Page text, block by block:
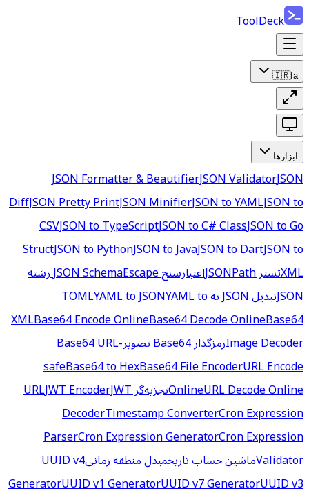
ToolDeck
🇮🇷fa
ابزارها
JSON Formatter & BeautifierJSON ValidatorJSON
DiffJSON Pretty PrintJSON MinifierJSON to YAMLJSON to
CSVJSON to TypeScriptJSON to C# ClassJSON to Go
StructJSON to PythonJSON to JavaJSON to DartJSON to
XMLتستر JSONPath اعتبارسنج JSON Schema
Escape رشته
JSONتبدیل JSON به TOML YAML to JSONYAML to
XMLBase64 Encode OnlineBase64 Decode OnlineBase64
Image Decoderرمزگذار Base64 تصویر
Base64 URL-
safeBase64 to HexBase64 File EncoderURL Encode
OnlineURL Decode Online تجزیه‌گر URL JWT EncoderJWT
DecoderTimestamp ConverterCron Expression
ParserCron Expression GeneratorCron Expression
Validatorماشین حساب تاریخمبدل منطقه زمانیUUID v4
GeneratorUUID v1 GeneratorUUID v7 GeneratorUUID v3